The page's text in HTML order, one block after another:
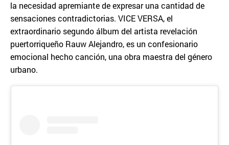
la necesidad apremiante de expresar una cantidad de
sensaciones contradictorias. VICE VERSA, el
extraordinario segundo álbum del artista revelación
puertorriqueño Rauw Alejandro, es un confesionario
emocional hecho canción, una obra maestra del género
urbano.